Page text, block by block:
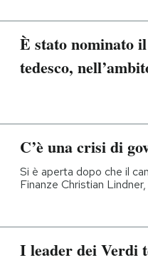
È stato nominato
tedesco,
C’è una crisi di
Si è aperta dopo che il
Finanze Christian
I leader dei Verdi